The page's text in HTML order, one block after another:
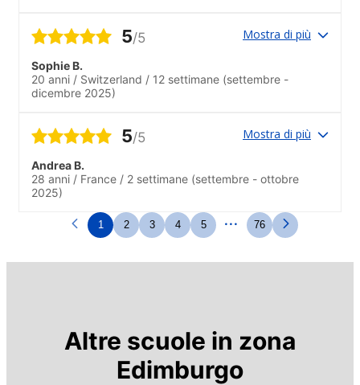
5/5 Mostra di più
Sophie B.
20 anni / Switzerland / 12 settimane (settembre -
dicembre 2025)
5/5 Mostra di più
Andrea B.
28 anni / France / 2 settimane (settembre - ottobre
2025)
1 2 3 4 5 ... 76
Altre scuole in zona
Edimburgo